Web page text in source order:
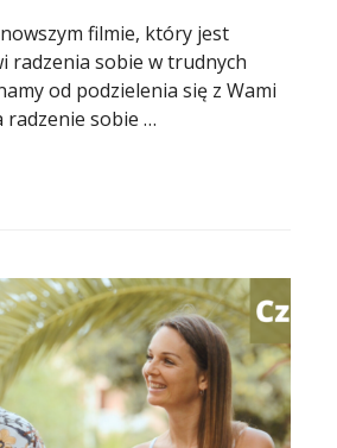
filmie, który jest
radzenia sobie w trudnych
od podzielenia się z Wami
radzenie sobie …